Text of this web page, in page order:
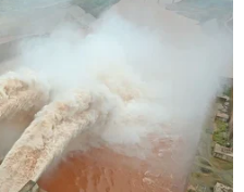
#Khủng hoảng tài chính